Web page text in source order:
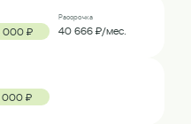
000 ₽
Рассрочка
40 666 ₽/мес.
000 ₽